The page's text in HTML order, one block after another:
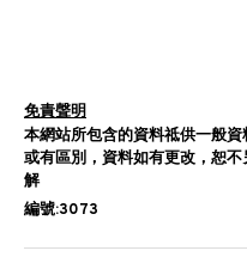
免責聲明
本網站所包含的資料祗供一般
或有區別，資料如有更改，恕
解
編號:3073